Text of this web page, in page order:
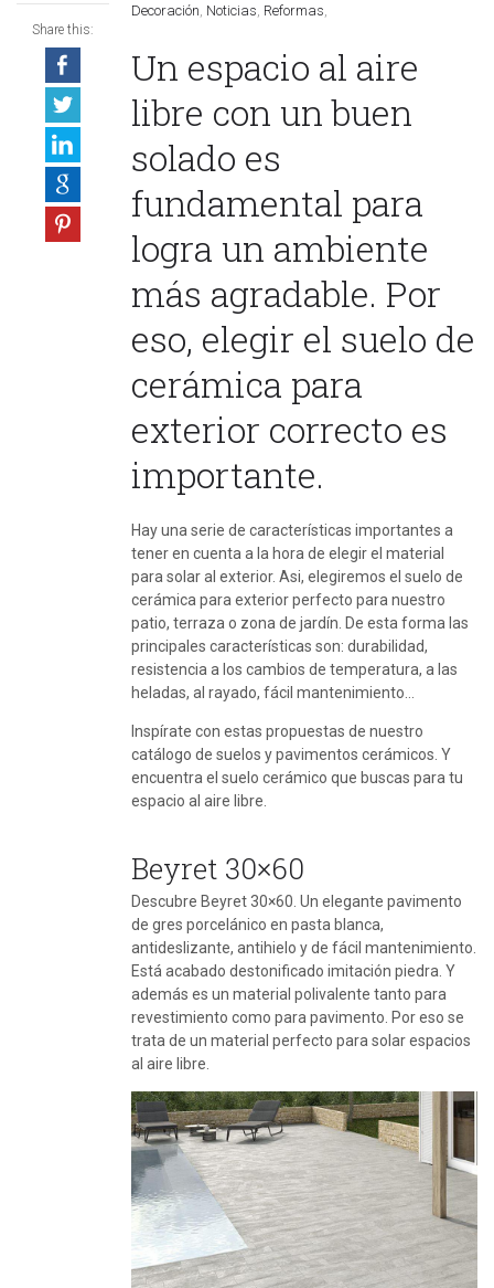
Share this:
Decoración Noticias Reformas
Un espacio al aire
libre con un buen
solado es
fundamental para
logra un ambiente
más agradable. Por
eso, elegir el suelo de
cerámica para
exterior correcto es
importante.
Hay una serie de características importantes a
tener en cuenta a la hora de elegir el material
para solar al exterior. Asi, elegiremos el suelo de
cerámica para exterior perfecto para nuestro
patio, terraza o zona de jardín. De esta forma las
principales características son: durabilidad,
resistencia a los cambios de temperatura, a las
heladas, al rayado, fácil mantenimiento…
Inspírate con estas propuestas de nuestro
catálogo de suelos y pavimentos cerámicos. Y
encuentra el suelo cerámico que buscas para tu
espacio al aire libre.
Beyret 30×60
Descubre Beyret 30×60. Un elegante pavimento
de gres porcelánico en pasta blanca,
antideslizante, antihielo y de fácil mantenimiento.
Está acabado destonificado imitación piedra. Y
además es un material polivalente tanto para
revestimiento como para pavimento. Por eso se
trata de un material perfecto para solar espacios
al aire libre.